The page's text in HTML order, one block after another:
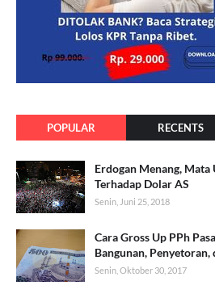
POPULAR RECENTS
Erdogan Menang,
Terhadap Dolar AS
Senin, Juni 25, 2018
Cara Gross Up PPh
Bangunan,
Senin, Oktober 30, 2017